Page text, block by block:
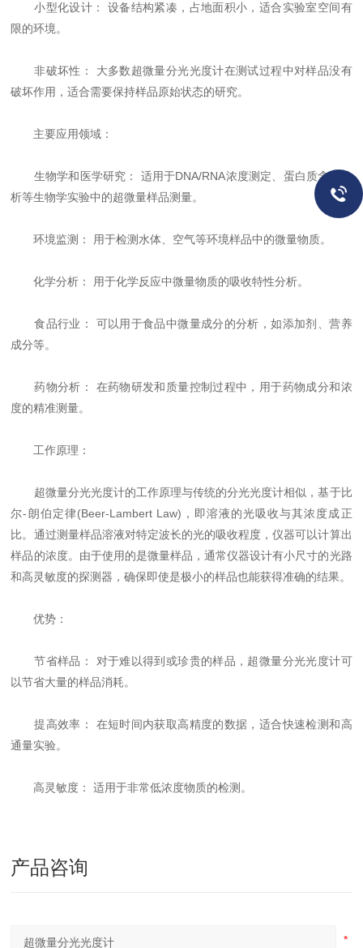
小型化设计： 设备结构紧凑，占地面积小，适合实验室空间有
限的环境。
非破坏性： 大多数超微量分光光度计在测试过程中对样品没有
破坏作用，适合需要保持样品原始状态的研究。
主要应用领域：
生物学和医学研究： 适用于DNA/RNA浓度测定、蛋白质含量分
析等生物学实验中的超微量样品测量。
环境监测： 用于检测水体、空气等环境样品中的微量物质。
化学分析： 用于化学反应中微量物质的吸收特性分析。
食品行业： 可以用于食品中微量成分的分析，如添加剂、营养
成分等。
药物分析： 在药物研发和质量控制过程中，用于药物成分和浓
度的精准测量。
工作原理：
超微量分光光度计的工作原理与传统的分光光度计相似，基于比
尔-朗伯定律(Beer-Lambert Law)，即溶液的光吸收与其浓度成正
比。通过测量样品溶液对特定波长的光的吸收程度，仪器可以计算出
样品的浓度。由于使用的是微量样品，通常仪器设计有小尺寸的光路
和高灵敏度的探测器，确保即使是极小的样品也能获得准确的结果。
优势：
节省样品： 对于难以得到或珍贵的样品，超微量分光光度计可
以节省大量的样品消耗。
提高效率： 在短时间内获取高精度的数据，适合快速检测和高
通量实验。
高灵敏度： 适用于非常低浓度物质的检测。
产品咨询